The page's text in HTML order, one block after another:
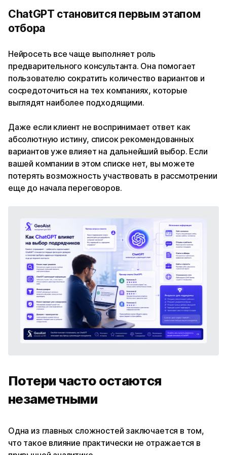
ChatGPT становится первым этапом
отбора
Нейросеть все чаще выполняет роль
предварительного консультанта. Она помогает
пользователю сократить количество вариантов и
сосредоточиться на тех компаниях, которые
выглядят наиболее подходящими.
Даже если клиент не воспринимает ответ как
абсолютную истину, список рекомендованных
вариантов уже влияет на дальнейший выбор. Если
вашей компании в этом списке нет, вы можете
потерять возможность участвовать в рассмотрении
еще до начала переговоров.
Потери часто остаются
незаметными
Одна из главных сложностей заключается в том,
что такое влияние практически не отражается в